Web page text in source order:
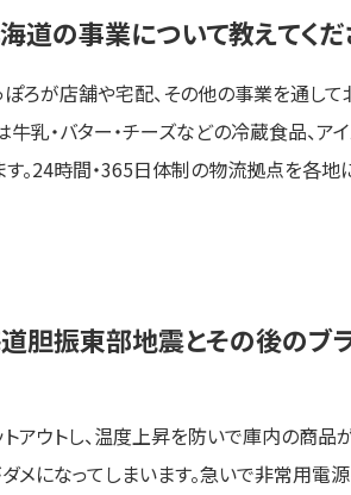
道の事業について教えてくだ
ろが店舗や宅配、その他の事業を通して
乳・バター・チーズなどの冷蔵食品、
。24時間・365日体制の物流拠点を各
振東部地震とその後のブ
アウトし、温度上昇を防いで庫内の商品
になってしまいます。急いで非常用電